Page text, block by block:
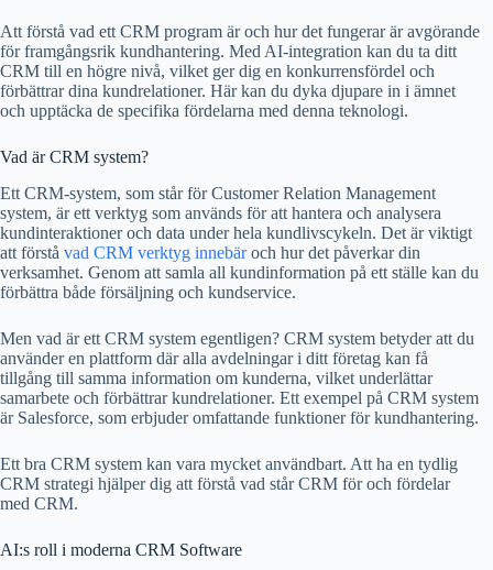
Att förstå vad ett CRM program är och hur det fungerar är avgörande
för framgångsrik kundhantering. Med AI-integration kan du ta ditt
CRM till en högre nivå, vilket ger dig en konkurrensfördel och
förbättrar dina kundrelationer. Här kan du dyka djupare in i ämnet
och upptäcka de specifika fördelarna med denna teknologi.
Vad är CRM system?
Ett CRM-system, som står för Customer Relation Management
system, är ett verktyg som används för att hantera och analysera
kundinteraktioner och data under hela kundlivscykeln. Det är viktigt
att förstå vad CRM verktyg innebäroch hur det påverkar din
verksamhet. Genom att samla all kundinformation på ett ställe kan du
förbättra både försäljning och kundservice.
Men vad är ett CRM system egentligen? CRM system betyder att du
använder en plattform där alla avdelningar i ditt företag kan få
tillgång till samma information om kunderna, vilket underlättar
samarbete och förbättrar kundrelationer. Ett exempel på CRM system
är Salesforce, som erbjuder omfattande funktioner för kundhantering.
Ett bra CRM system kan vara mycket användbart. Att ha en tydlig
CRM strategi hjälper dig att förstå vad står CRM för och fördelar
med CRM.
AI:s roll i moderna CRM Software